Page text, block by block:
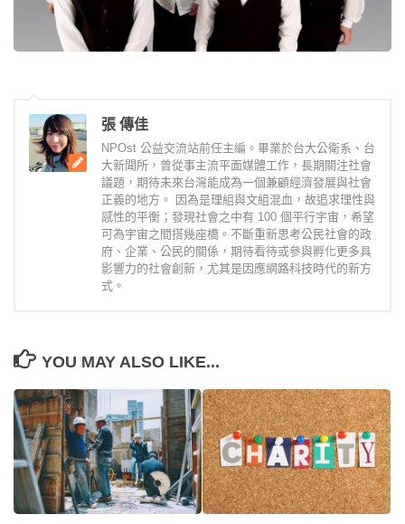
張 傳佳
NPOst 公益交流站前任主編。畢業於台大公衛系、台
大新聞所，曾從事主流平面媒體工作，長期關注社會
議題，期待未來台灣能成為一個兼顧經濟發展與社會
正義的地方。 因為是理組與文組混血，故追求理性與
感性的平衡；發現社會之中有 100 個平行宇宙，希望
可為宇宙之間搭幾座橋。不斷重新思考公民社會的政
府、企業、公民的關係，期待看待或參與孵化更多具
影響力的社會創新，尤其是因應網路科技時代的新方
式。
YOU MAY ALSO LIKE...